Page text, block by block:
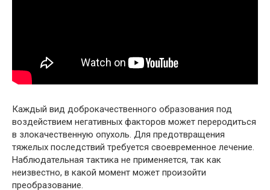
Каждый вид доброкачественного образования под
воздействием негативных факторов может переродиться
в злокачественную опухоль. Для предотвращения
тяжелых последствий требуется своевременное лечение.
Наблюдательная тактика не применяется, так как
неизвестно, в какой момент может произойти
преобразование.